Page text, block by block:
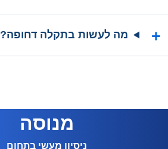
מה לעשות בתקלה דחופה?
מנוסה
ניסיון מעשי בתחום